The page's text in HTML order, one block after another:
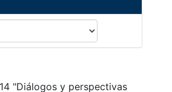
"Diálogos y perspectivas